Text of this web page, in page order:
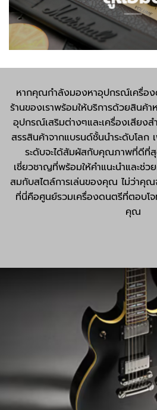
หากคุณกำลังมองหาอุปกรณ์เครื่อ
ร้านของเราพร้อมให้บริการด้วยสินค้
อุปกรณ์เสริมต่างๆและเครื่องเสียง
สรรสินค้าจากแบรนด์ชั้นนำระดับโลก
ระดับจะได้สัมผัสกับคุณภาพที่ดีที่
เชี่ยวชาญที่พร้อมให้คำแนะนำและช่
สมกับสไตล์การเล่นของคุณ ไม่ว่าคุณ
ที่นี่คือศูนย์รวมเครื่องดนตรีที่ตอบโ
คุณ